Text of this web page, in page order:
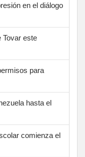
en el diálogo
Tovar este
para
hasta el
comienza el